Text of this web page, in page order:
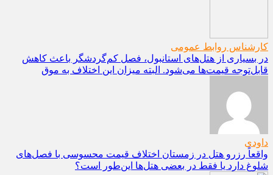
کارشناس روابط عمومی
در بسیاری از هتل‌های استانبول، فصل کم‌گردشگر باعث کاهش
قابل‌توجه قیمت‌ها می‌شود. البته میزان این اختلاف به موق
داودی
واقعاً رزرو هتل در زمستان اختلاف قیمت محسوسی با فصل‌های
شلوغ دارد یا فقط در بعضی هتل‌ها این‌طور است؟